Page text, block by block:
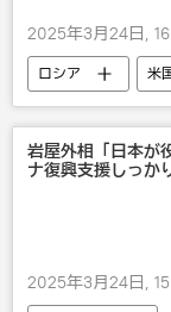
2025年3月24日,
ロシア 米
ウクライナ
岩屋外相「日本が
ナ復興支援しっか
2025年3月24日,